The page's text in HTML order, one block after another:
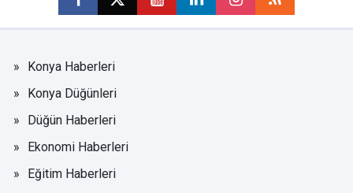
Konya Haberleri
Konya Düğünleri
Düğün Haberleri
Ekonomi Haberleri
Eğitim Haberleri